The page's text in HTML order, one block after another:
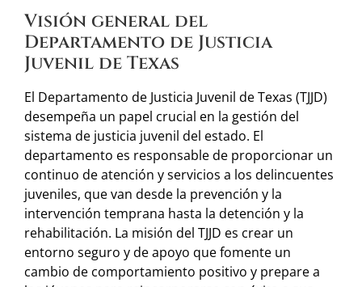
Visión general del
Departamento de Justicia
Juvenil de Texas
El Departamento de Justicia Juvenil de Texas (TJJD)
desempeña un papel crucial en la gestión del
sistema de justicia juvenil del estado. El
departamento es responsable de proporcionar un
continuo de atención y servicios a los delincuentes
juveniles, que van desde la prevención y la
intervención temprana hasta la detención y la
rehabilitación. La misión del TJJD es crear un
entorno seguro y de apoyo que fomente un
cambio de comportamiento positivo y prepare a